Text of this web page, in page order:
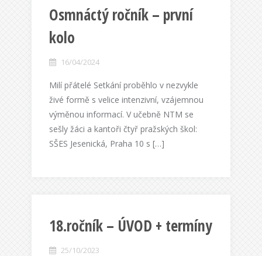
Osmnáctý ročník – první
kolo
16/04/2024
Milí přátelé Setkání proběhlo v nezvykle
živé formě s velice intenzivní, vzájemnou
výměnou informací. V učebně NTM se
sešly žáci a kantoři čtyř pražských škol:
SŠES Jesenická, Praha 10 s […]
18.ročník – ÚVOD + termíny
25/10/2023